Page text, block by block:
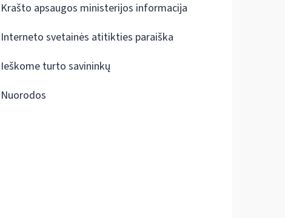
Krašto apsaugos ministerijos informacija
Interneto svetainės atitikties paraiška
Ieškome turto savininkų
Nuorodos